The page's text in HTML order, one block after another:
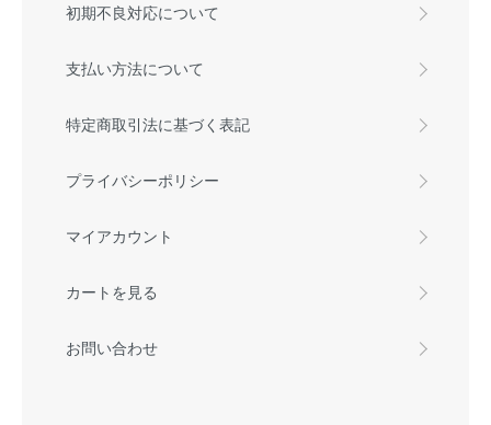
初期不良対応について
支払い方法について
特定商取引法に基づく表記
プライバシーポリシー
マイアカウント
カートを見る
お問い合わせ